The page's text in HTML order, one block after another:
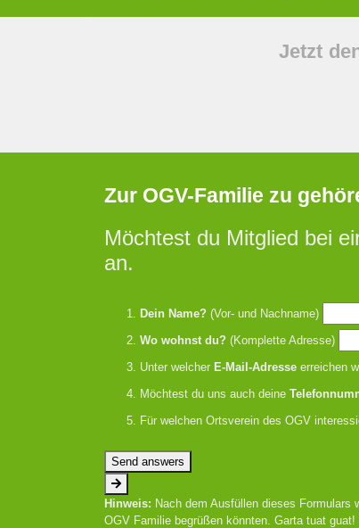
Jetzt
Zur OGV-Familie zu
Möchtest du Mitglied bei
an.
Dein Name? (Vor- und Nachname)
Wo wohnst du? (Komplette Adresse)
Unter welcher E-Mail-Adresse erreichen
Möchtest du uns auch deine
Für welchen Ortsverein des OGV
Send answers
Hinweis: Nach dem Ausfüllen dieses Formulars
OGV Familie begrüßen könnten. Garta tuat